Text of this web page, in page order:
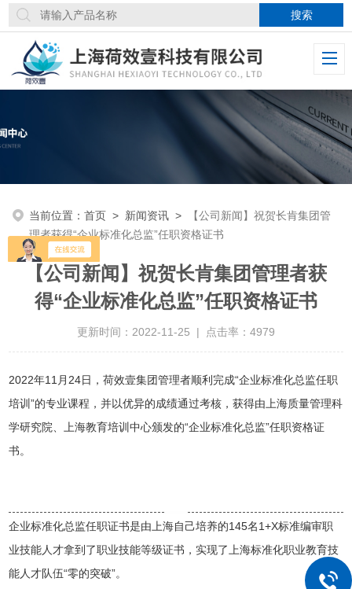
当前位置：首页 > 新闻资讯 >
【公司新闻】祝贺长肯集团管
理者获得“企业标准化总监”任职资格证书
【公司新闻】祝贺长肯集团管理者获
得“企业标准化总监”任职资格证书
更新时间：2022-11-25 | 点击率：4979
2022年11月24日，荷效壹集团管理者顺利完成“企业标准化总监任职
培训”的专业课程，并以优异的成绩通过考核，获得由上海质量管理科
学研究院、上海教育培训中心颁发的“企业标准化总监”任职资格证
书。
背景
企业标准化总监任职证书是由上海自己培养的145名1+X标准编审职
业技能人才拿到了职业技能等级证书，实现了上海标准化职业教育技
能人才队伍“零的突破”。